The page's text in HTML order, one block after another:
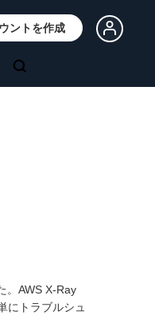
ントを作成
。AWS X-Ray
にトラブルシュ